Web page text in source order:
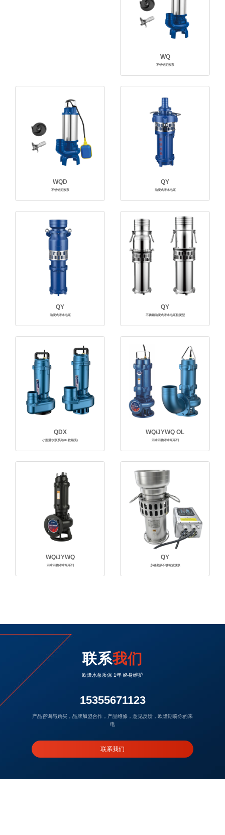
WQ
不锈钢泥浆泵
WQD
不锈钢泥浆泵
QY
油浸式潜水电泵
QY
油浸式潜水电泵
QY
不锈钢油浸式潜水电泵轻便型
QDX
小型潜水泵系列(0L款铝壳)
WQ/JYWQ OL
污水污物潜水泵系列
WQ/JYWQ
污水污物潜水泵系列
QY
永磁变频不锈钢油浸泵
联系我们
欧隆水泵质保 1年 终身维护
15355671123
产品咨询与购买，品牌加盟合作，产品维修，意见反馈，欧隆期盼你的来
电
联系我们